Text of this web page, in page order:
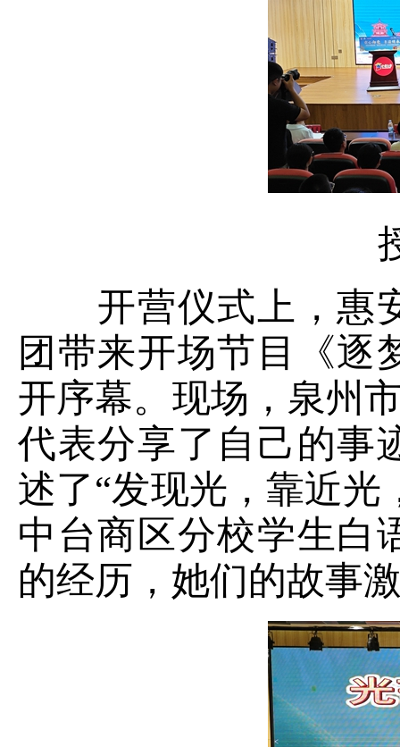
开营仪式上，惠安
团带来开场节目《逐
开序幕。现场，泉州
代表分享了自己的事
述了“发现光，靠近
中台商区分校学生白
的经历，她们的故事